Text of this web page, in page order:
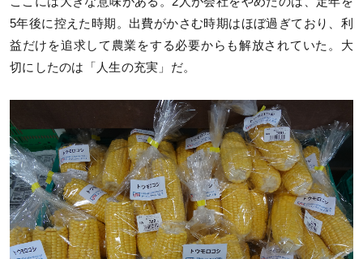
5年後に控えた時期。出費がかさむ時期はほぼ過ぎており、利
益だけを追求して農業をする必要からも解放されていた。大
切にしたのは「人生の充実」だ。